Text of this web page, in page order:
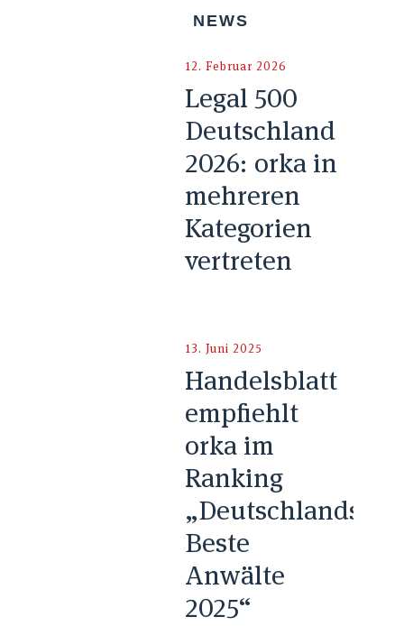
NEWS
12. Februar 2026
Legal 500
Deutschland
2026: orka in
mehreren
Kategorien
vertreten
13. Juni 2025
Handelsblatt
empfiehlt
orka im
Ranking
„Deutschlands
Beste
Anwälte
2025“